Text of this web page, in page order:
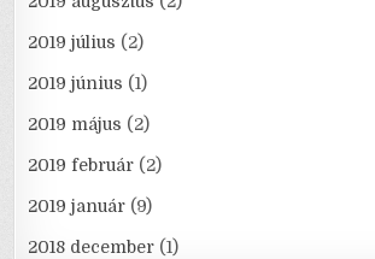
2019 július (2)
2019 június (1)
2019 május (2)
2019 február (2)
2019 január (9)
2018 december (1)